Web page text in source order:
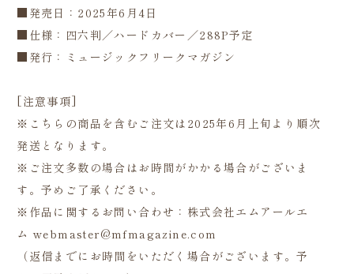
■発売日：2025年6月4日
■仕様：四六判／ハードカバー／288P予定
■発行：ミュージックフリークマガジン
[注意事項]
※こちらの商品を含むご注文は2025年6月上旬より順次
発送となります。
※ご注文多数の場合はお時間がかかる場合がございま
す。予めご了承ください。
※作品に関するお問い合わせ：株式会社エムアールエ
ム webmaster@mfmagazine.com
（返信までにお時間をいただく場合がございます。予